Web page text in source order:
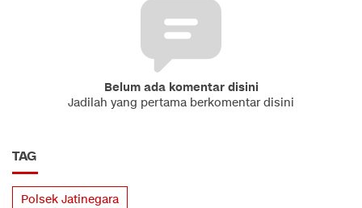
Belum ada komentar disini
Jadilah yang pertama berkomentar disini
TAG
Polsek Jatinegara